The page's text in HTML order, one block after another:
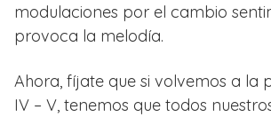
modulaciones por el cambio
provoca la melodía.
Ahora, fíjate que si volvemos a la
IV – V, tenemos que todos